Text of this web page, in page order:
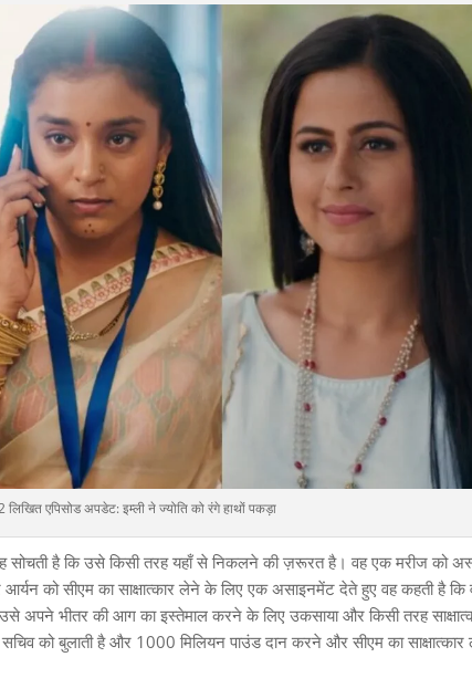
एपिसोड अपडेट: इम्ली ने ज्योति को रंगे हाथों पकड़ा
सोचती है कि उसे किसी तरह यहाँ से निकलने की ज़रूरत है। वह एक मरीज को
को सीएम का साक्षात्कार लेने के लिए एक असाइनमेंट देते हुए वह कहती है कि
अपने भीतर की आग का इस्तेमाल करने के लिए उकसाया और किसी तरह
को बुलाती है और 1000 मिलियन पाउंड दान करने और सीएम का